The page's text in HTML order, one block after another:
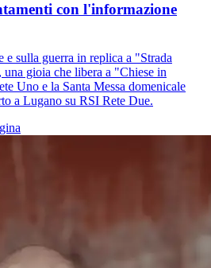
con l'informazione
e sulla guerra in replica a "Strada
gioia che libera a "Chiese in
Uno e la Santa Messa domenicale
a Lugano su RSI Rete Due.